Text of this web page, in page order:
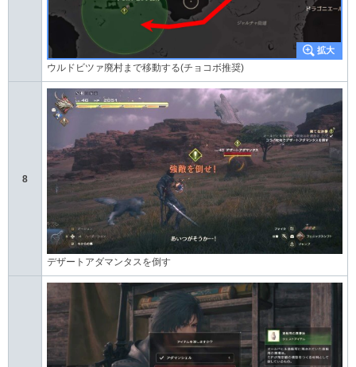
ウルドビツァ廃村まで移動する(チョコボ推奨)
8
デザートアダマンタスを倒す